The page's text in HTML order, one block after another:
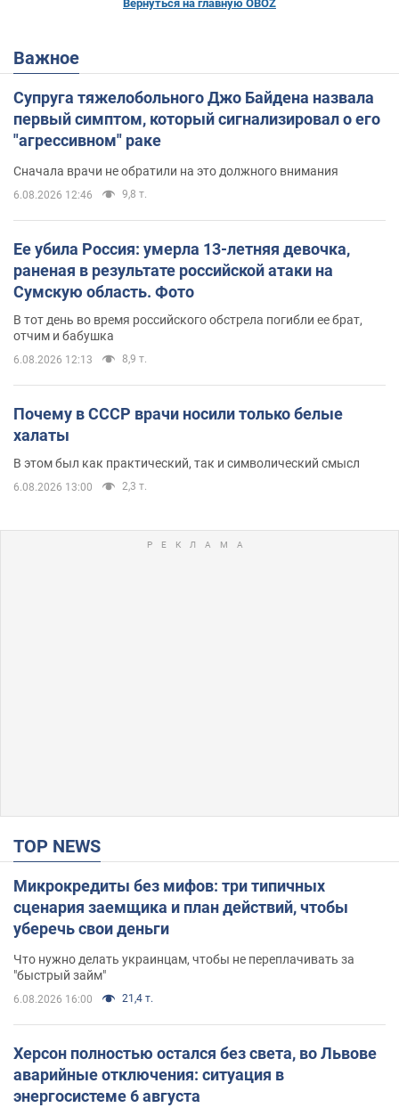
Вернуться на главную OBOZ
Важное
Супруга тяжелобольного Джо Байдена назвала
первый симптом, который сигнализировал о его
"агрессивном" раке
Сначала врачи не обратили на это должного внимания
6.08.2026 12:46 9,8 т.
Ее убила Россия: умерла 13-летняя девочка,
раненая в результате российской атаки на
Сумскую область. Фото
В тот день во время российского обстрела погибли ее брат,
отчим и бабушка
6.08.2026 12:13 8,9 т.
Почему в СССР врачи носили только белые
халаты
В этом был как практический, так и символический смысл
6.08.2026 13:00 2,3 т.
TOP NEWS
Микрокредиты без мифов: три типичных
сценария заемщика и план действий, чтобы
уберечь свои деньги
Что нужно делать украинцам, чтобы не переплачивать за
"быстрый займ"
6.08.2026 16:00 21,4 т.
Херсон полностью остался без света, во Львове
аварийные отключения: ситуация в
энергосистеме 6 августа